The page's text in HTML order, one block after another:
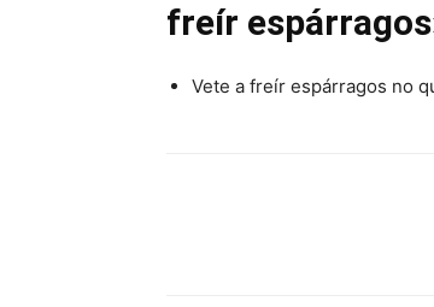
freír
Vete a freír espárragos no